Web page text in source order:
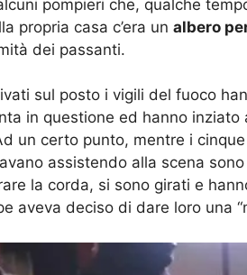
pompieri che, qualche
propria casa c’era un albero
dei passanti.
sul posto i vigili del fuoco
in questione ed hanno
un certo punto, mentre i
assistendo alla scena
la corda, si sono girati e
aveva deciso di dare loro una